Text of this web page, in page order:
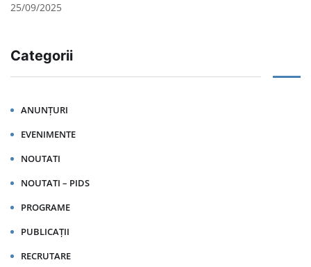
25/09/2025
Categorii
ANUNȚURI
EVENIMENTE
NOUTATI
NOUTATI – PIDS
PROGRAME
PUBLICAȚII
RECRUTARE